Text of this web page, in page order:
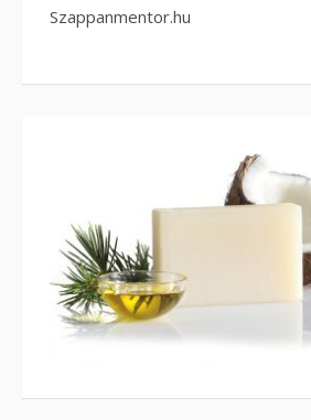
Szappanmentor.hu